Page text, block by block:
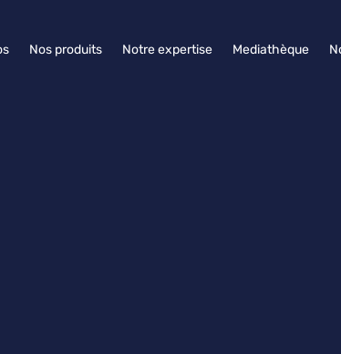
Nos produits Notre expertise Mediathèque